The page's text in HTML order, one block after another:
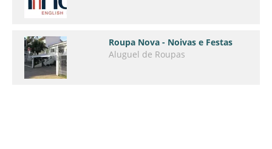
Roupa Nova - Noivas e Festas
Aluguel de Roupas